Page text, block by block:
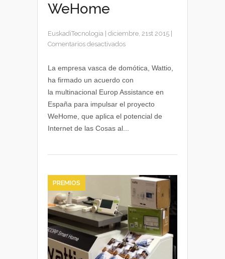
WeHome
EuskadiTecnologia diciembre, 21st 2015
Comentarios desactivadosen
ponen
en
marcha
La empresa vasca de domótica, Wattio,
ha firmado un acuerdo con
la multinacional Europ Assistance en
España para impulsar el proyecto
WeHome, que aplica el potencial de
Internet de las Cosas al...
PREMIOS